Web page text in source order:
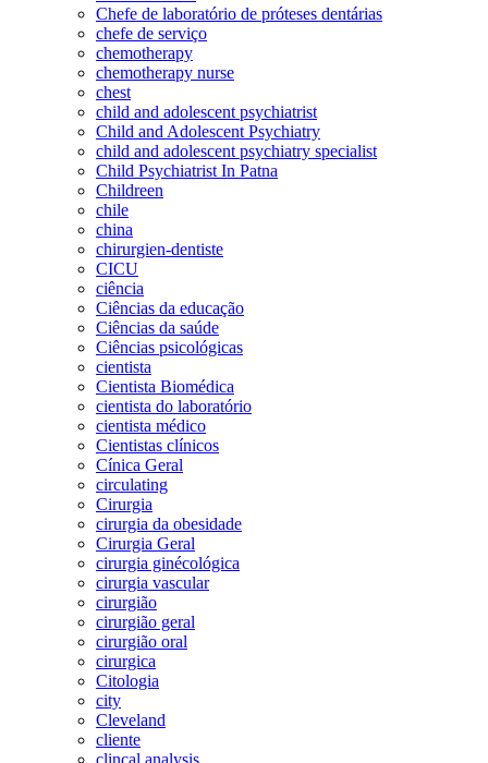
Chefe de laboratório de próteses dentárias
chefe de serviço
chemotherapy
chemotherapy nurse
chest
child and adolescent psychiatrist
Child and Adolescent Psychiatry
child and adolescent psychiatry specialist
Child Psychiatrist In Patna
Childreen
chile
china
chirurgien-dentiste
CICU
ciência
Ciências da educação
Ciências da saúde
Ciências psicológicas
cientista
Cientista Biomédica
cientista do laboratório
cientista médico
Cientistas clínicos
Cínica Geral
circulating
Cirurgia
cirurgia da obesidade
Cirurgia Geral
cirurgia ginécológica
cirurgia vascular
cirurgião
cirurgião geral
cirurgião oral
cirurgica
Citologia
city
Cleveland
cliente
clincal analysis